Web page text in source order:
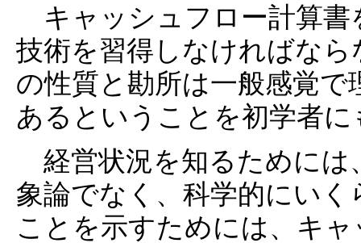
キャッシュフロー計算書
技術を習得しなければな
の性質と勘所は一般感覚
あるということを初学者
経営状況を知るためには
象論でなく、科学的にい
ことを示すためには、キ